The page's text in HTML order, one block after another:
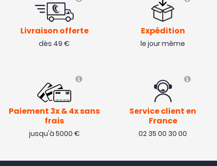
Livraison offerte
dès 49 €
Expédition
le jour même
Paiement 3x & 4x sans
frais
jusqu'à 5000 €
Service client en
France
02 35 00 30 00